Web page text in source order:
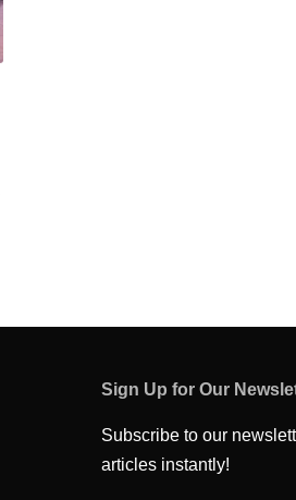
Sign Up for Our
Subscribe to our
articles instantly!